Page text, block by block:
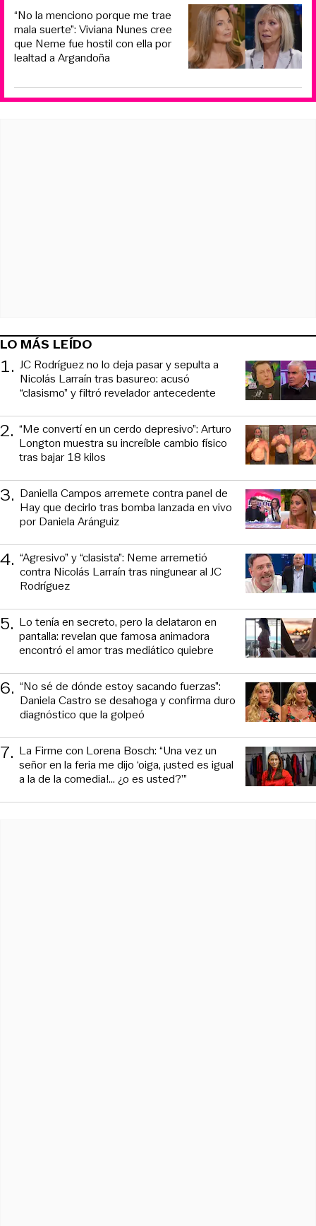
“No la menciono porque me trae
mala suerte”: Viviana Nunes cree
que Neme fue hostil con ella por
lealtad a Argandoña
LO MÁS LEÍDO
1. JC Rodríguez no lo deja pasar y sepulta a
Nicolás Larraín tras basureo: acusó
“clasismo” y filtró revelador antecedente
2. “Me convertí en un cerdo depresivo”: Arturo
Longton muestra su increíble cambio físico
tras bajar 18 kilos
3. Daniella Campos arremete contra panel de
Hay que decirlo tras bomba lanzada en vivo
por Daniela Aránguiz
4. “Agresivo” y “clasista”: Neme arremetió
contra Nicolás Larraín tras ningunear al JC
Rodríguez
5. Lo tenía en secreto, pero la delataron en
pantalla: revelan que famosa animadora
encontró el amor tras mediático quiebre
6. “No sé de dónde estoy sacando fuerzas”:
Daniela Castro se desahoga y confirma duro
diagnóstico que la golpeó
7. La Firme con Lorena Bosch: “Una vez un
señor en la feria me dijo ‘oiga, ¡usted es igual
a la de la comedia!... ¿o es usted?’”